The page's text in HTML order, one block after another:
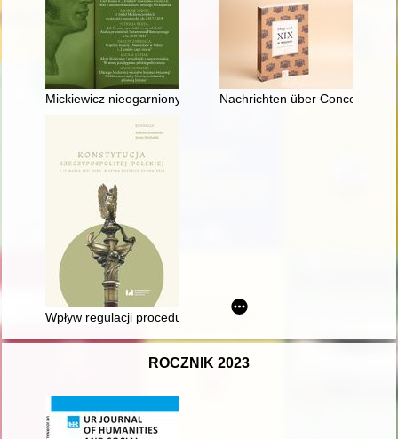
Mickiewicz nieogarniony Nachrichten über Concerte in
Wpływ regulacji procedury ustawodawczej z okresu
ROCZNIK 2023